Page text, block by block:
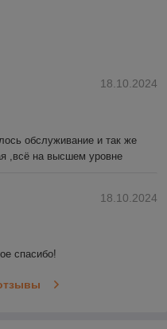
18.10.2024
обслуживание и так же
,всё на высшем уровне
18.10.2024
спасибо!